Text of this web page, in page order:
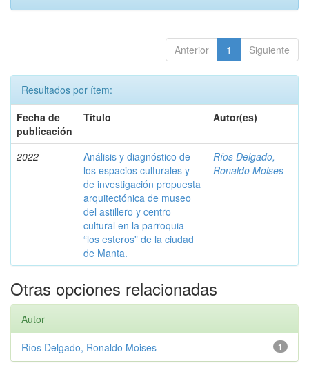
Anterior 1 Siguiente
Resultados por ítem:
Fecha de
publicación
Título Autor(es)
2022
Análisis y diagnóstico de
los espacios culturales y
de investigación propuesta
arquitectónica de museo
del astillero y centro
cultural en la parroquia
“los esteros” de la ciudad
de Manta.
Ríos Delgado,
Ronaldo Moises
Otras opciones relacionadas
Autor
1
Ríos Delgado, Ronaldo Moises